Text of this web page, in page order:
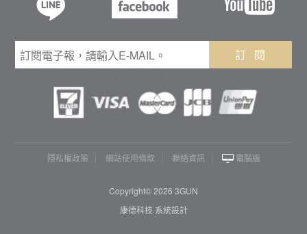
訂 閱
隱私權政策 網站使用條款 聯絡資訊 電腦版
Copyright© 2026 3GUN
康德科技 系統設計